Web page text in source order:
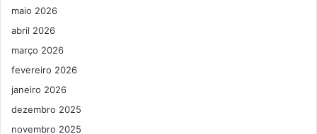
maio 2026
abril 2026
março 2026
fevereiro 2026
janeiro 2026
dezembro 2025
novembro 2025